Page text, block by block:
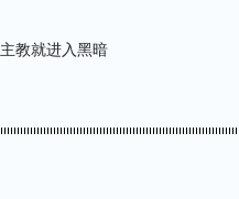
教就进入黑暗